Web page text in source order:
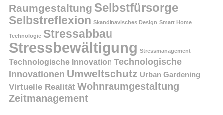
Raumgestaltung Selbstfürsorge
Selbstreflexion Skandinavisches Design Smart Home
Technologie Stressabbau
Stressbewältigung Stressmanagement
Technologische Innovation Technologische
Innovationen Umweltschutz Urban Gardening
Virtuelle Realität Wohnraumgestaltung
Zeitmanagement